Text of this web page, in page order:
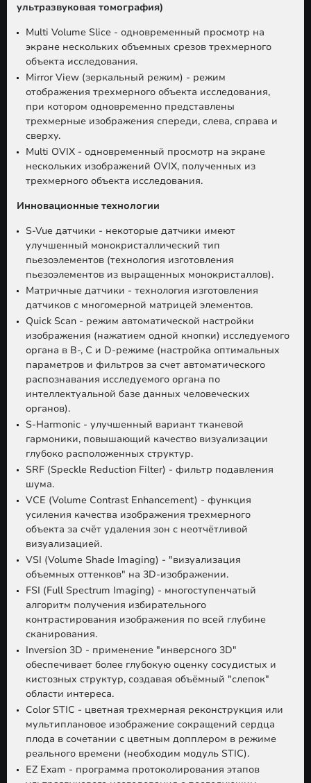
ультразвуковая томография)
Multi Volume Slice - одновременный просмотр на
экране нескольких объемных срезов трехмерного
объекта исследования.
Mirror View (зеркальный режим) - режим
отображения трехмерного объекта исследования,
при котором одновременно представлены
трехмерные изображения спереди, слева, справа и
сверху.
Multi OVIX - одновременный просмотр на экране
нескольких изображений OVIX, полученных из
трехмерного объекта исследования.
Инновационные технологии
S-Vue датчики - некоторые датчики имеют
улучшенный монокристаллический тип
пьезоэлементов (технология изготовления
пьезоэлементов из выращенных монокристаллов).
Матричные датчики - технология изготовления
датчиков с многомерной матрицей элементов.
Quick Scan - режим автоматической настройки
изображения (нажатием одной кнопки) исследуемого
органа в B-, C и D-режиме (настройка оптимальных
параметров и фильтров за счет автоматического
распознавания исследуемого органа по
интеллектуальной базе данных человеческих
органов).
S-Harmonic - улучшенный вариант тканевой
гармоники, повышающий качество визуализации
глубоко расположенных структур.
SRF (Speckle Reduction Filter) - фильтр подавления
шума.
VCE (Volume Contrast Enhancement) - функция
усиления качества изображения трехмерного
объекта за счёт удаления зон с неотчётливой
визуализацией.
VSI (Volume Shade Imaging) - "визуализация
объемных оттенков" на 3D-изображении.
FSI (Full Spectrum Imaging) - многоступенчатый
алгоритм получения избирательного
контрастирования изображения по всей глубине
сканирования.
Inversion 3D - применение "инверсного 3D"
обеспечивает более глубокую оценку сосудистых и
кистозных структур, создавая объёмный "слепок"
области интереса.
Color STIC - цветная трехмерная реконструкция или
мультиплановое изображение сокращений сердца
плода в сочетании с цветным допплером в режиме
реального времени (необходим модуль STIC).
EZ Exam - программа протоколирования этапов